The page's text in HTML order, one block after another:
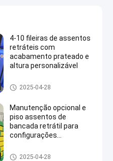
4-10 fileiras de assentos
retráteis com
acabamento prateado e
altura personalizável
Assento retrátil do Bleacher
2025-04-28
Manutenção opcional e
piso assentos de
bancada retrátil para
configurações
assentos
Assento retrátil do Bleacher
2025-04-28